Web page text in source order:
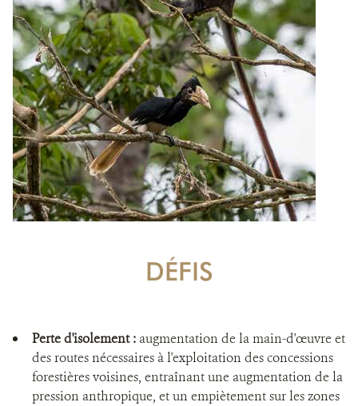
DÉFIS
Perte d'isolement : augmentation de la main-d'œuvre et
des routes nécessaires à l'exploitation des concessions
forestières voisines, entraînant une augmentation de la
pression anthropique, et un empiètement sur les zones